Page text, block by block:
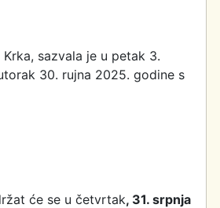
sazvala je u petak 3.
30. rujna 2025. godine s
će se u četvrtak, 31. srpnja